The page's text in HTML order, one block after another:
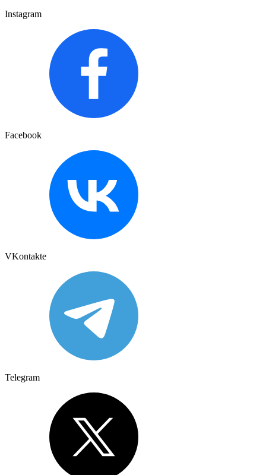
Instagram
Facebook
VKontakte
Telegram